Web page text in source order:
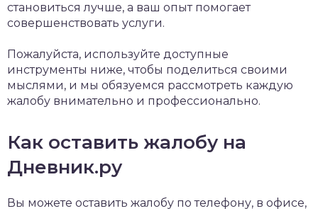
становиться лучше, а ваш опыт помогает
совершенствовать услуги.
Пожалуйста, используйте доступные
инструменты ниже, чтобы поделиться своими
мыслями, и мы обязуемся рассмотреть каждую
жалобу внимательно и профессионально.
Как оставить жалобу на
Дневник.ру
Вы можете оставить жалобу по телефону, в офисе,